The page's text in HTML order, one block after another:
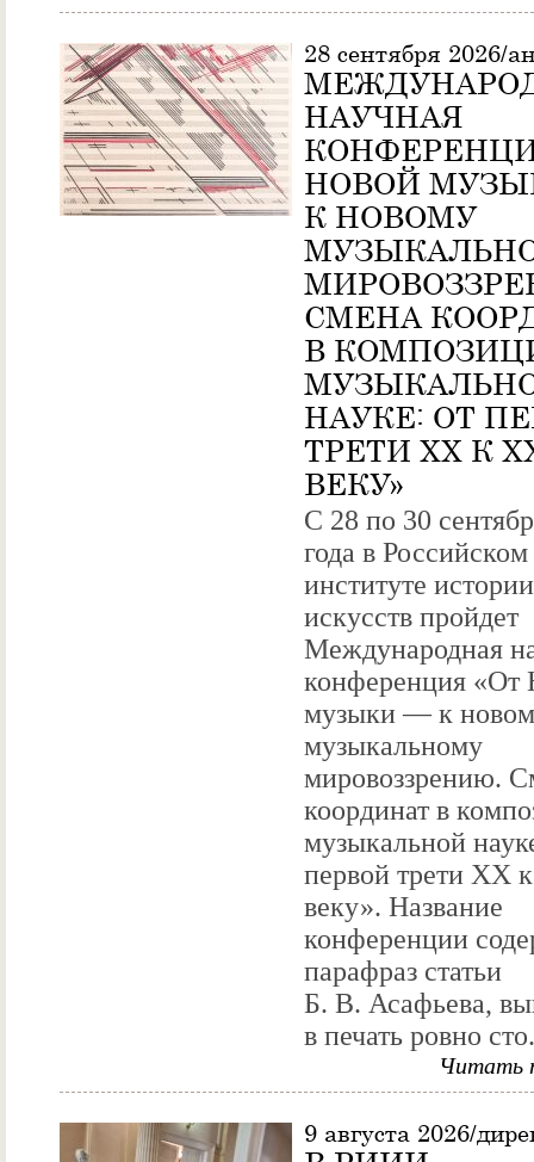
28 сентября 2026/
НАУЧНАЯ
НОВОЙ
К НОВОМУ
СМЕНА
В
НАУКЕ: ОТ
ТРЕТИ XX К
ВЕКУ»
С 28 по 30
года в Российском
институте истории
искусств пройдет
Международная
конференция «От
музыки — к
музыкальному
мировоззрению.
координат в
музыкальной
первой трети XX
веку». Название
конференции
парафраз статьи
Б. В. Асафьева,
в печать ровно
Читать
9 августа 2026/